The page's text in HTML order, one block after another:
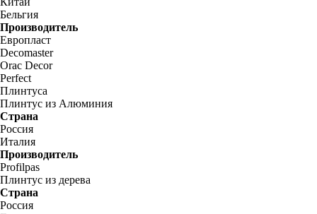
Бельгия
Производитель
Европласт
Decomaster
Orac Decor
Perfect
Плинтуса
Плинтус из Алюминия
Страна
Россия
Италия
Производитель
Profilpas
Плинтус из дерева
Страна
Россия